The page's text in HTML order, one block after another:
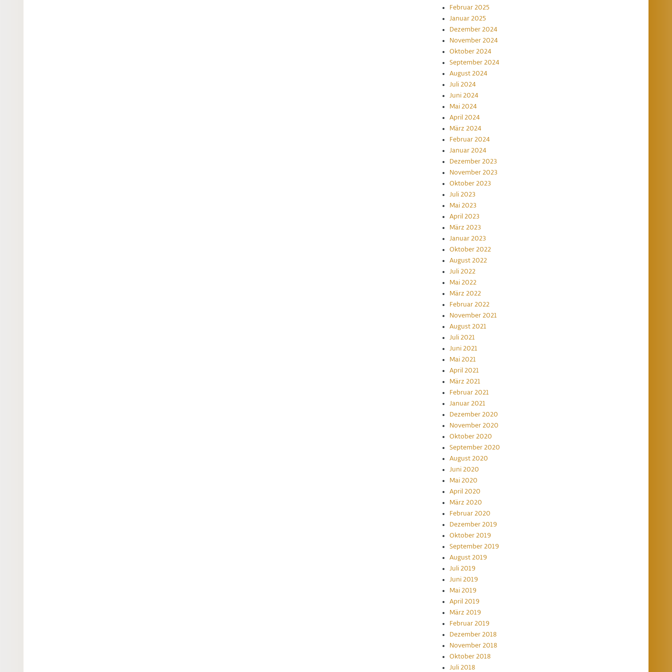
Februar 2025
Januar 2025
Dezember 2024
November 2024
Oktober 2024
September 2024
August 2024
Juli 2024
Juni 2024
Mai 2024
April 2024
März 2024
Februar 2024
Januar 2024
Dezember 2023
November 2023
Oktober 2023
Juli 2023
Mai 2023
April 2023
März 2023
Januar 2023
Oktober 2022
August 2022
Juli 2022
Mai 2022
März 2022
Februar 2022
November 2021
August 2021
Juli 2021
Juni 2021
Mai 2021
April 2021
März 2021
Februar 2021
Januar 2021
Dezember 2020
November 2020
Oktober 2020
September 2020
August 2020
Juni 2020
Mai 2020
April 2020
März 2020
Februar 2020
Dezember 2019
Oktober 2019
September 2019
August 2019
Juli 2019
Juni 2019
Mai 2019
April 2019
März 2019
Februar 2019
Dezember 2018
November 2018
Oktober 2018
Juli 2018